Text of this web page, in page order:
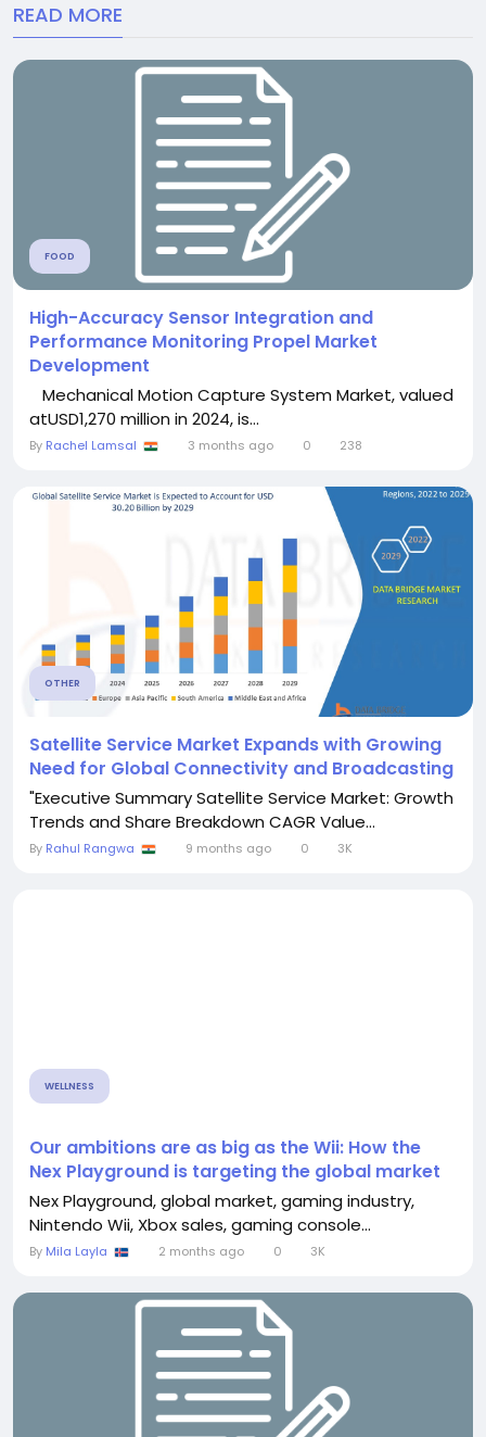
READ MORE
FOOD
High-Accuracy Sensor Integration and
Performance Monitoring Propel Market
Development
Mechanical Motion Capture System Market, valued
atUSD1,270 million in 2024, is...
By Rachel Lamsal 3 months ago 0 238
OTHER
Satellite Service Market Expands with Growing
Need for Global Connectivity and Broadcasting
"Executive Summary Satellite Service Market: Growth
Trends and Share Breakdown CAGR Value...
By Rahul Rangwa 9 months ago 0 3K
WELLNESS
Our ambitions are as big as the Wii: How the
Nex Playground is targeting the global market
Nex Playground, global market, gaming industry,
Nintendo Wii, Xbox sales, gaming console...
By Mila Layla 2 months ago 0 3K